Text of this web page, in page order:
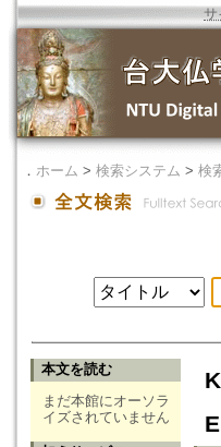
サ
． ホーム > 検索システム > 検
本文を読む
まだ本館にオーソラ
イズされていません